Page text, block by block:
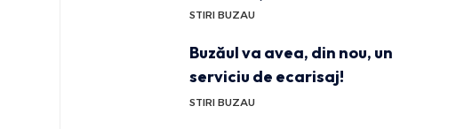
STIRI BUZAU
Buzăul va avea, din nou, un
serviciu de ecarisaj!
STIRI BUZAU